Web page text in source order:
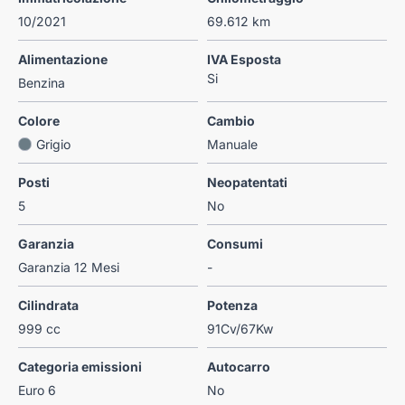
10/2021
69.612 km
Alimentazione
Benzina
IVA Esposta
Si
Colore
Grigio
Cambio
Manuale
Posti
5
Neopatentati
No
Garanzia
Garanzia 12 Mesi
Consumi
-
Cilindrata
999 cc
Potenza
91Cv/67Kw
Categoria emissioni
Euro 6
Autocarro
No